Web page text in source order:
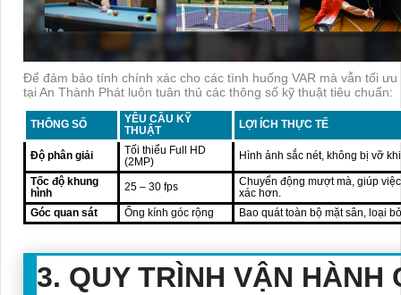
Để đảm bảo tính chính xác cho các tình huống VAR mà vẫn tối
tại An Thành Phát luôn tuân thủ các thông số kỹ thuật tiêu chuẩn:
THÔNG SỐ
YÊU CẦU KỸ
THUẬT
LỢI ÍCH THỰC TẾ
Độ phân giải
Tối thiểu Full HD
(2MP)
Hình ảnh sắc nét, không bị vỡ
Tốc độ khung
hình
25 – 30 fps
Chuyển động mượt mà, giúp
xác hơn.
Góc quan sát
Ống kính góc rộng Bao quát toàn bộ mặt sân, loại
3. QUY TRÌNH VẬN HÀNH